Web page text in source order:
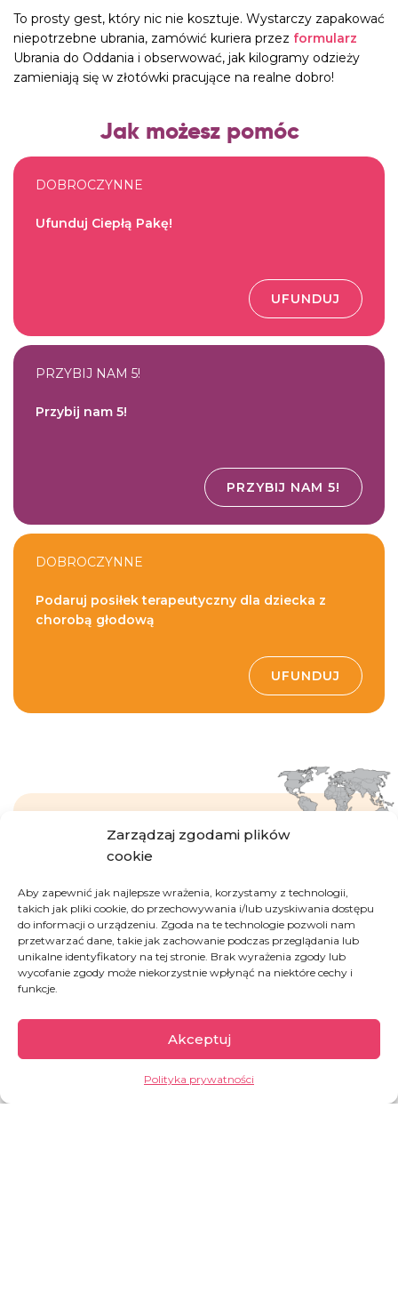
Zarządzaj zgodami plików
cookie
Aby zapewnić jak najlepsze wrażenia, korzystamy z technologii,
takich jak pliki cookie, do przechowywania i/lub uzyskiwania dostępu
do informacji o urządzeniu. Zgoda na te technologie pozwoli nam
przetwarzać dane, takie jak zachowanie podczas przeglądania lub
unikalne identyfikatory na tej stronie. Brak wyrażenia zgody lub
wycofanie zgody może niekorzystnie wpłynąć na niektóre cechy i
funkcje.
Akceptuj
Polityka prywatności
Gdzie działa Dobra
Wspieramy mieszkańcównajbiedniejszych
regionów świata, często nękanychwojnami,
kryzysami humanitarnymi, biedą, głodem i
brakiem perspektyw na przyszłość.
z pomocą humanitarną i rozwojową do blisko
rocznie, odpowiadając na
najpilniejsze potrzeby mieszkańców krajów, w
których bieda, wojny i kryzysy humanitarne
To prosty gest, który nic nie kosztuje. Wystarczy zapakować
niepotrzebne ubrania, zamówić kuriera przez formularz
Ubrania do Oddania i obserwować, jak kilogramy odzieży
zamieniają się w złotówki pracujące na realne dobro!
Jak możesz pomóc
DOBROCZYNNE
Ufunduj Ciepłą Pakę!
UFUNDUJ
PRZYBIJ NAM 5!
Przybij nam 5!
PRZYBIJ NAM 5!
DOBROCZYNNE
Podaruj posiłek terapeutyczny dla dziecka z
chorobą głodową
UFUNDUJ